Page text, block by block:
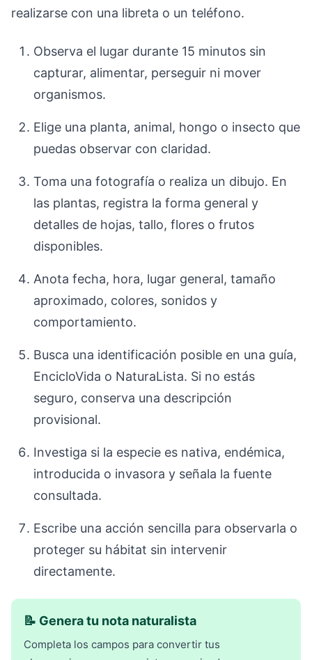
realizarse con una libreta o un teléfono.
Observa el lugar durante 15 minutos sin
capturar, alimentar, perseguir ni mover
organismos.
Elige una planta, animal, hongo o insecto que
puedas observar con claridad.
Toma una fotografía o realiza un dibujo. En
las plantas, registra la forma general y
detalles de hojas, tallo, flores o frutos
disponibles.
Anota fecha, hora, lugar general, tamaño
aproximado, colores, sonidos y
comportamiento.
Busca una identificación posible en una guía,
EncicloVida o NaturaLista. Si no estás
seguro, conserva una descripción
provisional.
Investiga si la especie es nativa, endémica,
introducida o invasora y señala la fuente
consultada.
Escribe una acción sencilla para observarla o
proteger su hábitat sin intervenir
directamente.
📝 Genera tu nota naturalista
Completa los campos para convertir tus